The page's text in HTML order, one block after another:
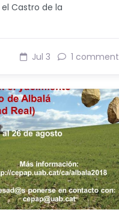
Castro de la
Jul 3 1 comment